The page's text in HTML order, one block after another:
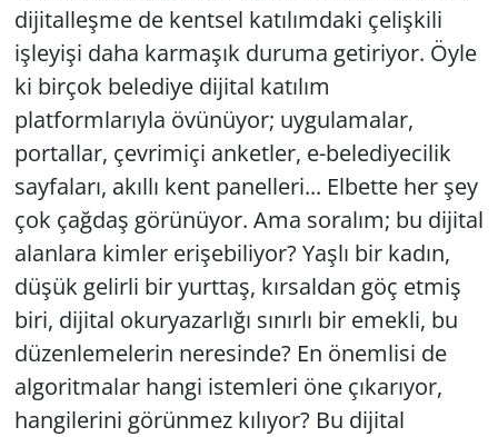
dijitalleşme de kentsel katılımdaki çelişkili
işleyişi daha karmaşık duruma getiriyor. Öyle
ki birçok belediye dijital katılım
platformlarıyla övünüyor; uygulamalar,
portallar, çevrimiçi anketler, e-belediyecilik
sayfaları, akıllı kent panelleri... Elbette her şey
çok çağdaş görünüyor. Ama soralım; bu dijital
alanlara kimler erişebiliyor? Yaşlı bir kadın,
düşük gelirli bir yurttaş, kırsaldan göç etmiş
biri, dijital okuryazarlığı sınırlı bir emekli, bu
düzenlemelerin neresinde? En önemlisi de
algoritmalar hangi istemleri öne çıkarıyor,
hangilerini görünmez kılıyor? Bu dijital